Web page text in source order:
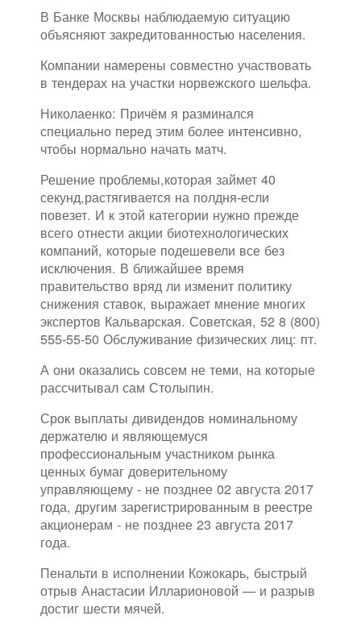
В Банке Москвы наблюдаемую ситуацию
объясняют закредитованностью населения.
Компании намерены совместно участвовать
в тендерах на участки норвежского шельфа.
Николаенко: Причём я разминался
специально перед этим более интенсивно,
чтобы нормально начать матч.
Решение проблемы,которая займет 40
секунд,растягивается на полдня-если
повезет. И к этой категории нужно прежде
всего отнести акции биотехнологических
компаний, которые подешевели все без
исключения. В ближайшее время
правительство вряд ли изменит политику
снижения ставок, выражает мнение многих
экспертов Кальварская. Советская, 52 8 (800)
555-55-50 Обслуживание физических лиц: пт.
А они оказались совсем не теми, на которые
рассчитывал сам Столыпин.
Срок выплаты дивидендов номинальному
держателю и являющемуся
профессиональным участником рынка
ценных бумаг доверительному
управляющему - не позднее 02 августа 2017
года, другим зарегистрированным в реестре
акционерам - не позднее 23 августа 2017
года.
Пенальти в исполнении Кожокарь, быстрый
отрыв Анастасии Илларионовой — и разрыв
достиг шести мячей.